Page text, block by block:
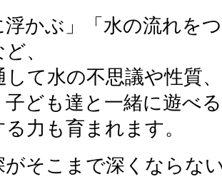
浮かぶ」「水の流れを
、
して水の不思議や性質
子ども達と一緒に遊べ
力も育まれます。
がそこまで深くならな